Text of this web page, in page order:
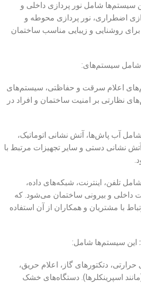
سیستم‌ها شامل نور پردازی داخلی و
اضطراری، نور پردازی محوطه و
روشنایی و زیبایی مناسب ساختمان
شامل سیستم‌های:
اعلام سرقت و حفاظتی، سیستم‌های
نظارتی بر امنیت ساختمان و افراد در
آب‌ پاش‌ها، آتش ‌نشانی اتوماتیک،
‌نشانی دستی و سایر تجهیزات مرتبط با
تلفن، اینترنت، شبکه‌های داده،
داخلی و بیرونی ساختمان می‌شود. که
با مشتریان و همکاران از آن استفاده
: این سیستم‌ها شامل:
حرارتی، دتکتورهای گاز، اعلام حریق،
اسپرینکلرها). دستگاه‌های خشک